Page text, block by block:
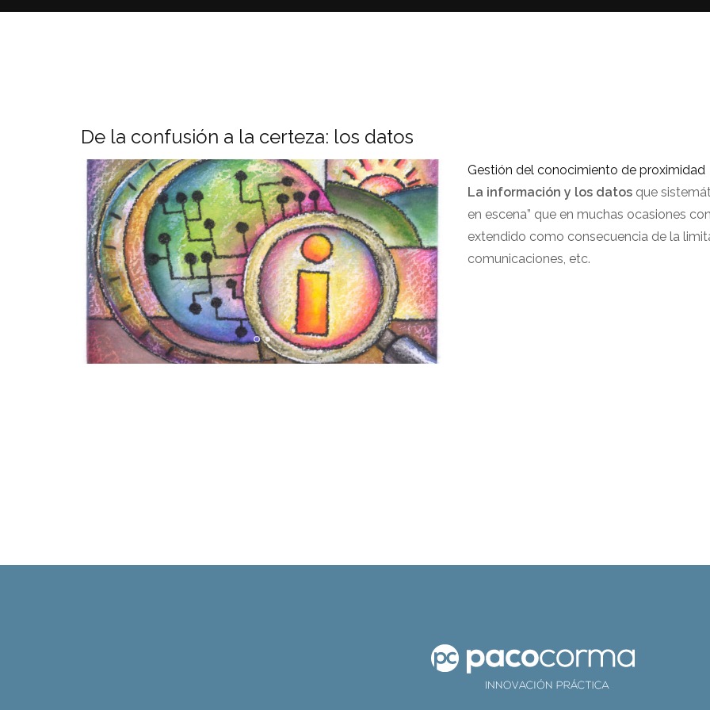
De la confusión a la certeza: los datos
Gestión del conocimiento de proximidad
La información y los datosque
en escena” que en muchas ocasiones
extendido como consecuencia de la
comunicaciones, etc.